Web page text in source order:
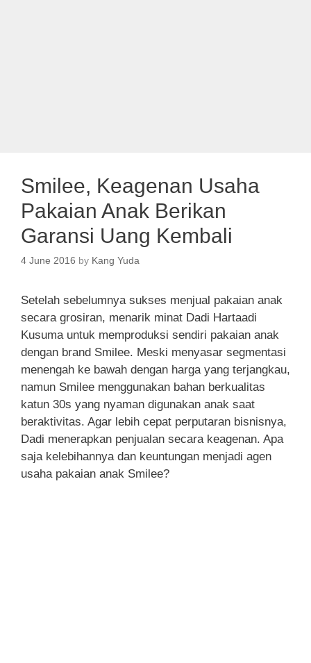
Smilee, Keagenan Usaha
Pakaian Anak Berikan
Garansi Uang Kembali
4 June 2016 by Kang Yuda
Setelah sebelumnya sukses menjual pakaian anak
secara grosiran, menarik minat Dadi Hartaadi
Kusuma untuk memproduksi sendiri pakaian anak
dengan brand Smilee. Meski menyasar segmentasi
menengah ke bawah dengan harga yang terjangkau,
namun Smilee menggunakan bahan berkualitas
katun 30s yang nyaman digunakan anak saat
beraktivitas. Agar lebih cepat perputaran bisnisnya,
Dadi menerapkan penjualan secara keagenan. Apa
saja kelebihannya dan keuntungan menjadi agen
usaha pakaian anak Smilee?